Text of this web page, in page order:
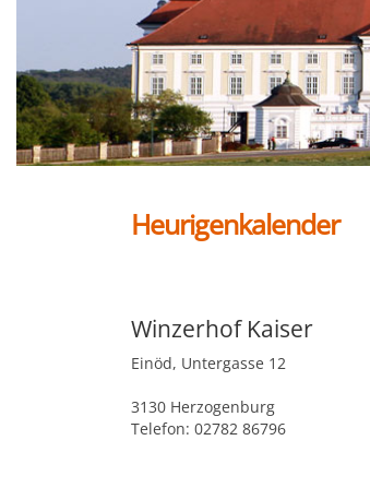
Heurigenkalender
Winzerhof Kaiser
Einöd, Untergasse 12
3130 Herzogenburg
Telefon: 02782 86796